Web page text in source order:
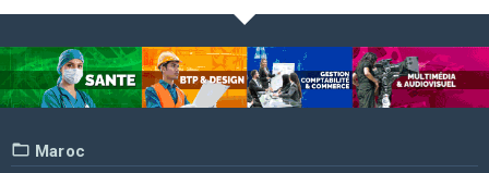
Maroc